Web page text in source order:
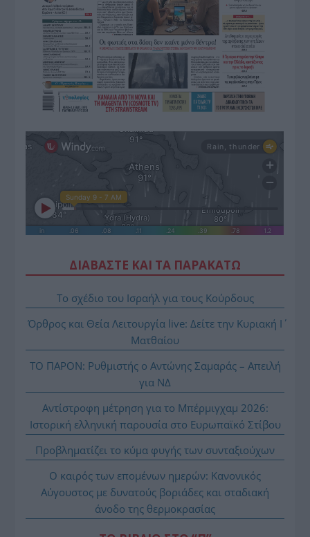
ΔΙΑΒΑΣΤΕ ΚΑΙ ΤΑ ΠΑΡΑΚΑΤΩ
Το σχέδιο του Ισραήλ για τους Κούρδους
Όρθρος και Θεία Λειτουργία live: Δείτε την Κυριακή Ι΄
Ματθαίου
ΤΟ ΠΑΡΟΝ: Ρυθμιστής ο Αντώνης Σαμαράς – Απειλή
για ΝΔ
Αντίστροφη μέτρηση για το Μπέρμιγχαμ 2026:
Ιστορική ελληνική παρουσία στο Ευρωπαϊκό Στίβου
Προβληματίζει το κύμα φυγής των συνταξιούχων
Ο καιρός των επομένων ημερών: Κανονικός
Αύγουστος με δυνατούς βοριάδες και σταδιακή
άνοδο της θερμοκρασίας